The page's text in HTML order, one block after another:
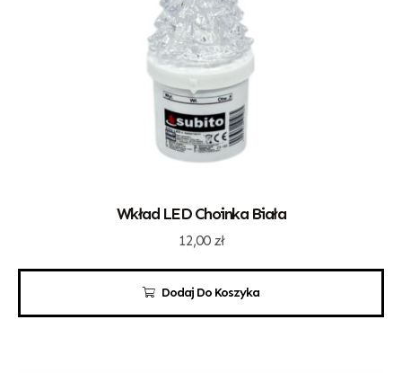
Dodaj Do Koszyka
Wkład LED Choinka Biała
12,00 zł